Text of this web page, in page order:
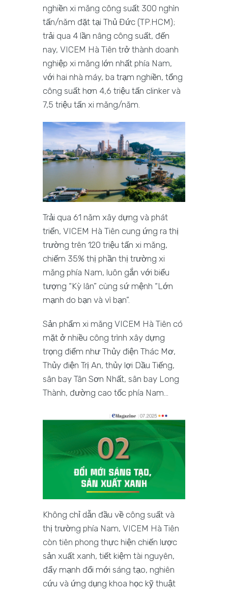
nghiền xi măng công suất 300 nghìn
tấn/năm đặt tại Thủ Đức (TP.HCM);
trải qua 4 lần nâng công suất, đến
nay, VICEM Hà Tiên trở thành doanh
nghiệp xi măng lớn nhất phía Nam,
với hai nhà máy, ba trạm nghiền, tổng
công suất hơn 4,6 triệu tấn clinker và
7,5 triệu tấn xi măng/năm.
Trải qua 61 năm xây dựng và phát
triển, VICEM Hà Tiên cung ứng ra thị
trường trên 120 triệu tấn xi măng,
chiếm 35% thị phần thị trường xi
măng phía Nam, luôn gắn với biểu
tượng “Kỳ lân” cùng sứ mệnh “Lớn
mạnh do bạn và vì bạn”.
Sản phẩm xi măng VICEM Hà Tiên có
mặt ở nhiều công trình xây dựng
trọng điểm như Thủy điện Thác Mơ,
Thủy điện Trị An, thủy lợi Dầu Tiếng,
sân bay Tân Sơn Nhất, sân bay Long
Thành, đường cao tốc phía Nam…
Không chỉ dẫn đầu về công suất và
thị trường phía Nam, VICEM Hà Tiên
còn tiên phong thực hiện chiến lược
sản xuất xanh, tiết kiệm tài nguyên,
đẩy mạnh đổi mới sáng tạo, nghiên
cứu và ứng dụng khoa học kỹ thuật